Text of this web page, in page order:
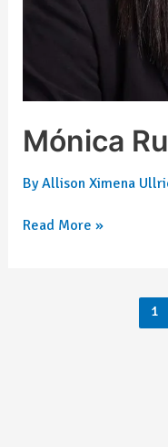
Mónica
ByAllison Ximena
Read More »
1